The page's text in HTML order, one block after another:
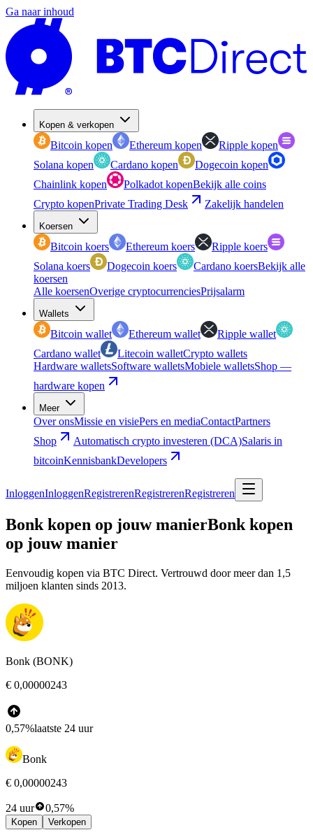
Ga naar inhoud
Kopen & verkopen
Bitcoin kopen Ethereum kopen
Ripple kopen
Solana kopen
Cardano kopen
Dogecoin kopen
Chainlink kopen
Polkadot kopenBekijk alle coins
Crypto kopenPrivate Trading Desk Zakelijk handelen
Koersen
Bitcoin koers Ethereum koers
Ripple koers
Solana koers
Dogecoin koers Cardano koersBekijk alle
koersen
Alle koersenOverige cryptocurrenciesPrijsalarm
Wallets
Bitcoin wallet Ethereum wallet
Ripple wallet
Cardano wallet
Litecoin walletCrypto wallets
Hardware walletsSoftware walletsMobiele walletsShop —
hardware kopen
Meer
Over onsMissie en visiePers en mediaContactPartners
Shop
Automatisch crypto investeren (DCA)Salaris in
bitcoinKennisbankDevelopers
InloggenInloggenRegistrerenRegistrerenRegistreren
Bonk kopen op jouw manierBonk kopen
op jouw manier
Eenvoudig kopen via BTC Direct. Vertrouwd door meer dan 1,5
miljoen klanten sinds 2013.
Bonk (BONK)
€ 0,00000243
0,57%laatste 24 uur
Bonk
€ 0,00000243
24 uur 0,57%
Kopen Verkopen